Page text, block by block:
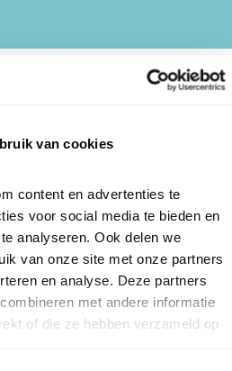
van cookies
content en advertenties te
voor social media te bieden en
analyseren. Ook delen we
van onze site met onze partners
en analyse. Deze partners
met andere informatie
of die ze hebben verzameld op